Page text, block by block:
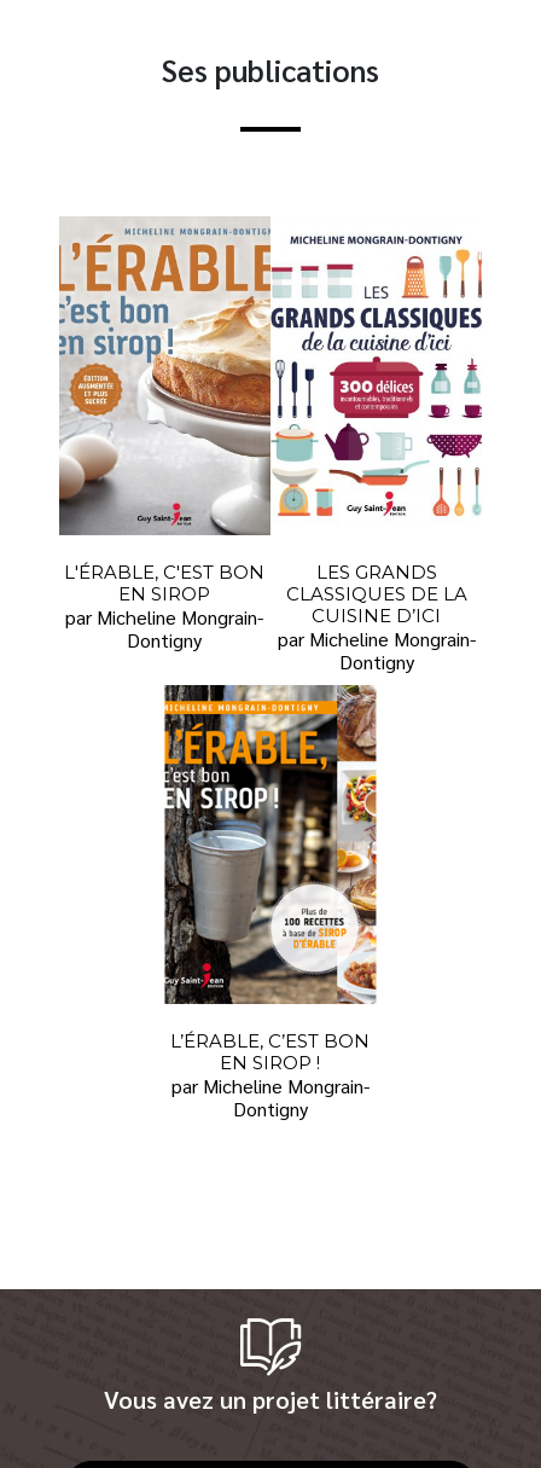
Ses publications
L'ÉRABLE, C'EST BON
EN SIROP
par Micheline Mongrain-
Dontigny
LES GRANDS
CLASSIQUES DE LA
CUISINE D’ICI
par Micheline Mongrain-
Dontigny
L’ÉRABLE, C’EST BON
EN SIROP !
par Micheline Mongrain-
Dontigny
Vous avez un projet littéraire?